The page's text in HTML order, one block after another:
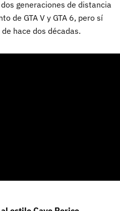
generaciones de distancia
de GTA V y GTA 6, pero sí
hace dos décadas.